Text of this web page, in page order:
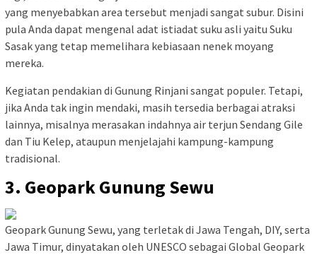
yang menyebabkan area tersebut menjadi sangat subur. Disini
pula Anda dapat mengenal adat istiadat suku asli yaitu Suku
Sasak yang tetap memelihara kebiasaan nenek moyang
mereka.
Kegiatan pendakian di Gunung Rinjani sangat populer. Tetapi,
jika Anda tak ingin mendaki, masih tersedia berbagai atraksi
lainnya, misalnya merasakan indahnya air terjun Sendang Gile
dan Tiu Kelep, ataupun menjelajahi kampung-kampung
tradisional.
3. Geopark Gunung Sewu
Geopark Gunung Sewu, yang terletak di Jawa Tengah, DIY, serta
Jawa Timur, dinyatakan oleh UNESCO sebagai Global Geopark